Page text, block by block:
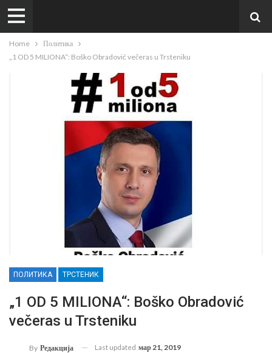
Home
Политика
„1 OD 5 MILIONA“: Boško Obradović večeras u Trsteniku
ПОЛИТИКА ТРСТЕНИК
„1 OD 5 MILIONA“: Boško Obradović
večeras u Trsteniku
By Редакција Last updated мар 21, 2019